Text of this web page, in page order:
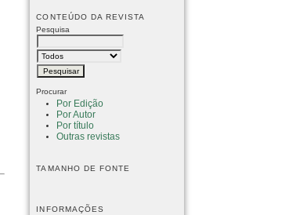
CONTEÚDO DA REVISTA
Pesquisa
Procurar
Por Edição
Por Autor
Por título
Outras revistas
TAMANHO DE FONTE
INFORMAÇÕES